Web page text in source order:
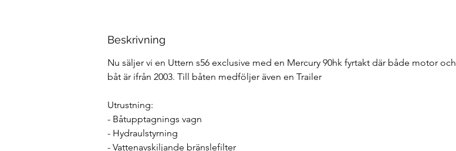
Beskrivning
Nu säljer vi en Uttern s56 exclusive med en Mercury 90hk fyrtakt där både motor och
båt är ifrån 2003. Till båten medföljer även en Trailer
Utrustning:
- Båtupptagnings vagn
- Hydraulstyrning
- Vattenavskiljande bränslefilter